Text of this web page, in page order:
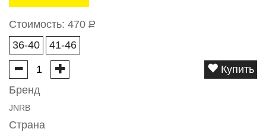
Стоимость: 470 Р
36-40
41-46
Купить
Бренд
JNRB
Страна